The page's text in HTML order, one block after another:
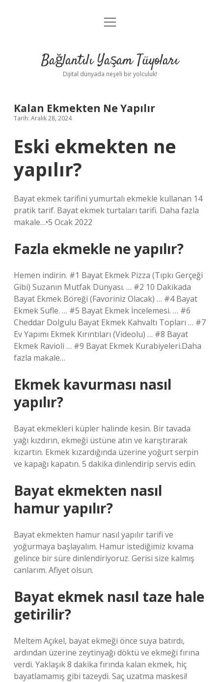
Anasayfa
Yasal Uyarı
menüyü
Bağlantılı Yaşam Tüyoları
Dijital dünyada neşeli bir yolculuk!
Kalan Ekmekten Ne Yapılır
Tarih: Aralık 28, 2024
Eski ekmekten ne
yapılır?
Bayat ekmek tarifini yumurtalı ekmekle kullanan 14
pratik tarif. Bayat ekmek turtaları tarifi. Daha fazla
makale…•5 Ocak 2022
Fazla ekmekle ne yapılır?
Hemen indirin. #1 Bayat Ekmek Pizza (Tıpkı Gerçeği
Gibi) Suzanın Mutfak Dünyası. … #2 10 Dakikada
Bayat Ekmek Böreği (Favoriniz Olacak) … #4 Bayat
Ekmek Sufle. … #5 Bayat Ekmek İncelemesi. … #6
Cheddar Dolgulu Bayat Ekmek Kahvaltı Topları … #7
Ev Yapımı Ekmek Kırıntıları (Videolu) … #8 Bayat
Ekmek Ravioli … #9 Bayat Ekmek Kurabiyeleri.Daha
fazla makale…
Ekmek kavurması nasıl
yapılır?
Bayat ekmekleri küpler halinde kesin. Bir tavada
yağı kızdırın, ekmeği üstüne atın ve karıştırarak
kızartın. Ekmek kızardığında üzerine yoğurt serpin
ve kapağı kapatın. 5 dakika dinlendirip servis edin.
Bayat ekmekten nasıl
hamur yapılır?
Bayat ekmekten hamur nasıl yapılır tarifi ve
yoğurmaya başlayalım. Hamur istediğimiz kıvama
gelince bir süre dinlendiriyoruz. Gerisi size kalmış
canlarım. Afiyet olsun.
Bayat ekmek nasıl taze hale
getirilir?
Meltem Açıkel, bayat ekmeği önce suya batırdı,
ardından üzerine zeytinyağı döktü ve ekmeği fırına
verdi. Yaklaşık 8 dakika fırında kalan ekmek, hiç
bayatlamamış gibi tazeydi. Saç uzatma maskesi!